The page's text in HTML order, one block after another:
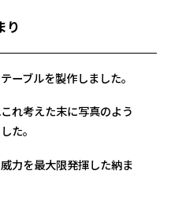
り
ーブルを製作しました。
れ考えた末に写真のよう
た。
力を最大限発揮した納ま